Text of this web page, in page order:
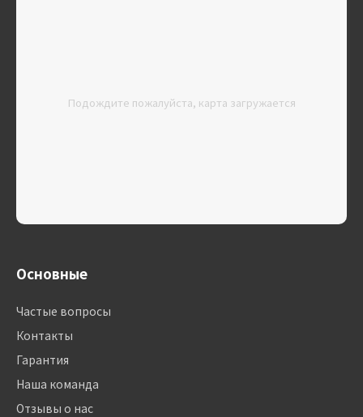
Подождите пожалуйста, карта загружается
Основные
Частые вопросы
Контакты
Гарантия
Наша команда
Отзывы о нас